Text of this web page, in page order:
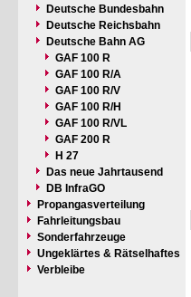
Deutsche Bundesbahn
Deutsche Reichsbahn
Deutsche Bahn AG
GAF 100 R
GAF 100 R/A
GAF 100 R/V
GAF 100 R/H
GAF 100 R/VL
GAF 200 R
H 27
Das neue Jahrtausend
DB InfraGO
Propangasverteilung
Fahrleitungsbau
Sonderfahrzeuge
Ungeklärtes & Rätselhaftes
Verbleibe